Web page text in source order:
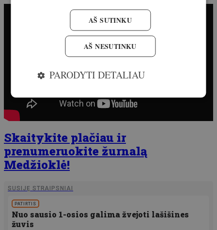
Skaitykite plačiau ir
prenumeruokite žurnalą
Medžioklė!
SUSIJĘ STRAIPSNIAI
PATIRTIS
Nuo sausio 1-osios galima žvejoti lašišines
žuvis
AŠ SUTINKU
AŠ NESUTINKU
PARODYTI DETALIAU